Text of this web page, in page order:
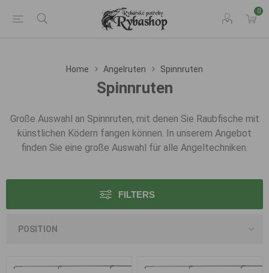
0
Home Angelruten Spinnruten
Spinnruten
Große Auswahl an Spinnruten, mit denen Sie Raubfische mit
künstlichen Ködern fangen können. In unserem Angebot
finden Sie eine große Auswahl für alle Angeltechniken.
FILTERS